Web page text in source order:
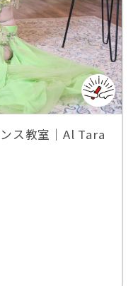
ス教室｜Al Tara